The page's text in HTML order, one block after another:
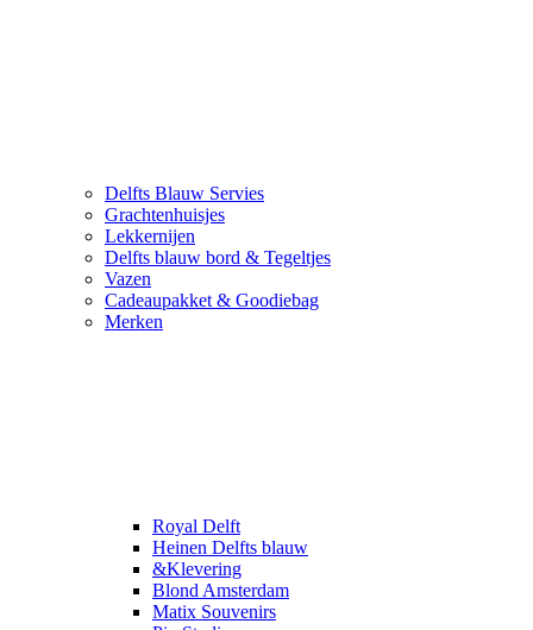
Delfts Blauw Servies
Grachtenhuisjes
Lekkernijen
Delfts blauw bord & Tegeltjes
Vazen
Cadeaupakket & Goodiebag
Merken
Royal Delft
Heinen Delfts blauw
&Klevering
Blond Amsterdam
Matix Souvenirs